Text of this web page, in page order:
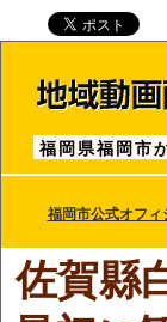
福岡県福岡市
福岡市公式オフィ
佐賀縣